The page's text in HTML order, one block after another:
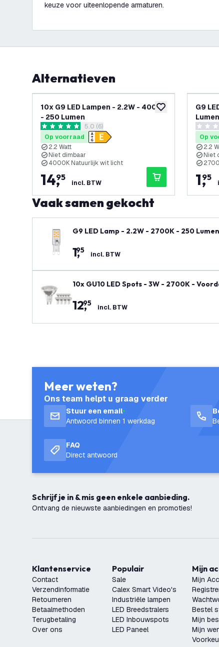
keuze voor uiteenlopende armaturen.
Alternatieven
toevoegen aan
10x G9 LED Lampen - 2.2W - 4000K
- 250 Lumen
reviews drawer openen
5 score sterren5.0 (6)
Op voorraad
2.2 Watt
Niet dimbaar
4000K Natuurlijk wit licht
14,
95
incl. BTW
G9
Lumen
0 score
Op
2.2
Niet
1,
95
Vaak samen gekocht
G9 LED Lamp - 2.2W - 2700K - 250 Lumen
1,
95 incl. BTW
10x GU10 LED Spots - 3W - 2700K -
12,
95 incl. BTW
Meer weten?
Ons team helpt u graag verder
Stuur een email
Antwoord binnen 1 werkdag
FAQ
Direct antwoord
Schrijf je in & mis geen enkele aanbieding.
Ontvang de nieuwste aanbiedingen en promoties!
Klantenservice
Contact
Verzendinformatie
Retourneren
Betaalmethoden
Terugbetaling
Over ons
Populair
Sale
Calex Smart Video's
Industriële lampen
LED Breedstralers
LED Inbouwspots
LED Paneel
Mijn
Mijn
Bestel
Mijn
Mijn